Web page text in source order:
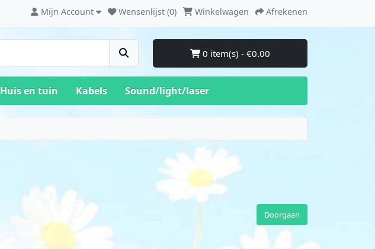
Mijn Account Wensenlijst (0) Winkelwagen Afrekenen
0 item(s) - €0.00
Huis en tuin Kabels Sound/light/laser
Doorgaan